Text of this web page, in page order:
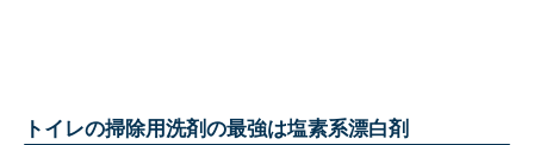
トイレの掃除用洗剤の最強は塩素系漂白剤